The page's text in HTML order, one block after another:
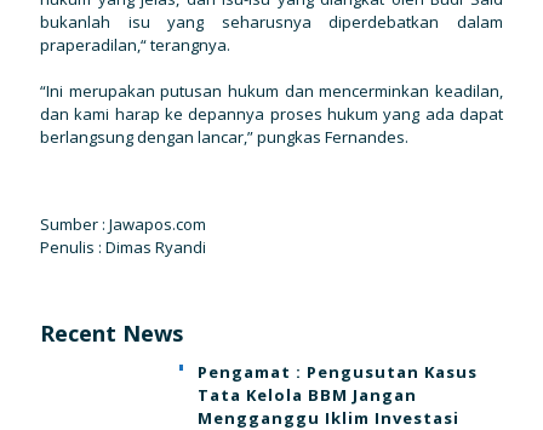
bukanlah isu yang seharusnya diperdebatkan dalam
praperadilan,“ terangnya.
“Ini merupakan putusan hukum dan mencerminkan keadilan,
dan kami harap ke depannya proses hukum yang ada dapat
berlangsung dengan lancar,” pungkas Fernandes.
Sumber : Jawapos.com
Penulis : Dimas Ryandi
Recent News
Pengamat : Pengusutan Kasus
Tata Kelola BBM Jangan
Mengganggu Iklim Investasi